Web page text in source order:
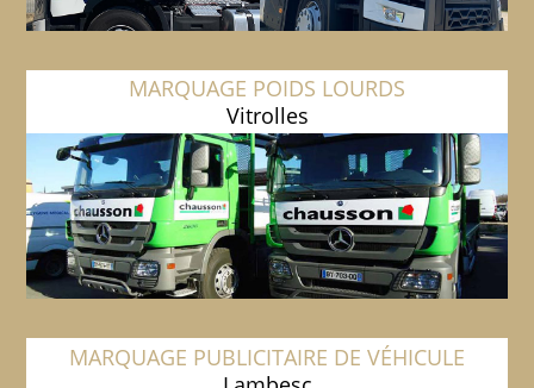
MARQUAGE POIDS LOURDS
Vitrolles
MARQUAGE PUBLICITAIRE DE VÉHICULE